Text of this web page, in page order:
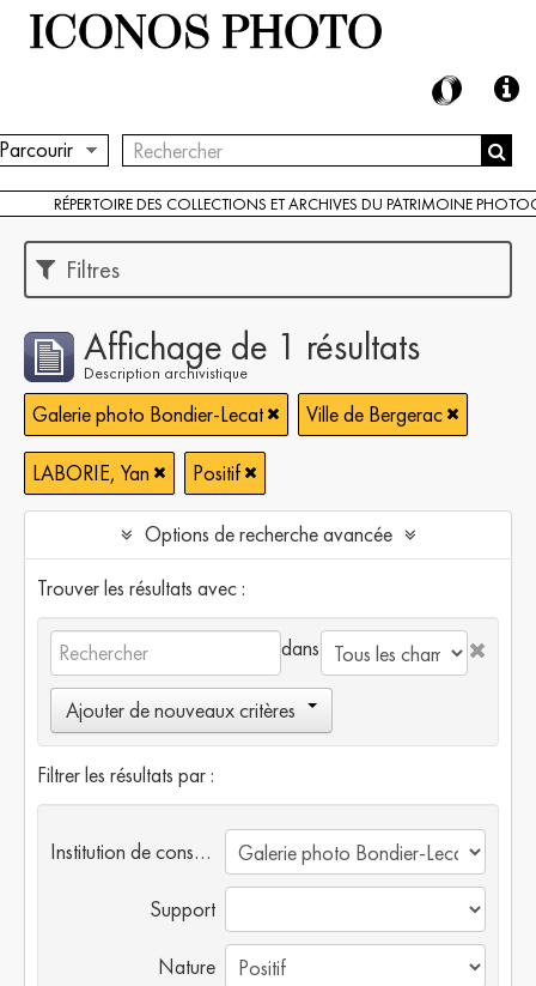
RÉPERTOIRE DES COLLECTIONS ET ARCHIVES DU PATRIMOINE
Filtres
Affichage de 1 résultats
Description archivistique
Galerie photo Bondier-Lecat Ville de Bergerac
LABORIE, Yan Positif
Options de recherche avancée
Trouver les résultats avec :
dans
Ajouter de nouveaux critères
Filtrer les résultats par :
Institution de conservation
Support
Nature